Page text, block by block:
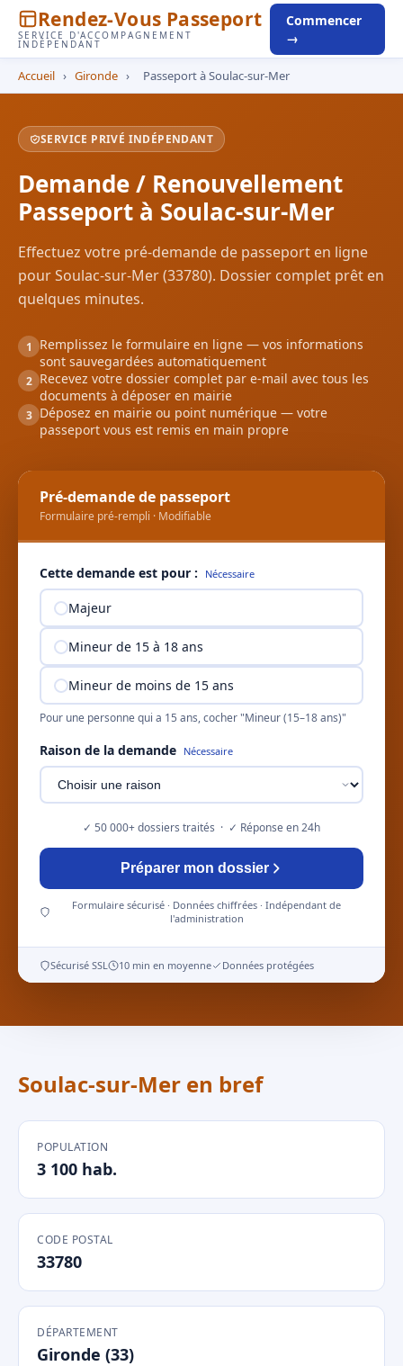
Rendez-Vous Passeport
SERVICE D'ACCOMPAGNEMENT
INDÉPENDANT
Commencer
→
Accueil › Gironde › Passeport à Soulac-sur-Mer
SERVICE PRIVÉ INDÉPENDANT
Demande / Renouvellement
Passeport à Soulac-sur-Mer
Effectuez votre pré-demande de passeport en ligne
pour Soulac-sur-Mer (33780). Dossier complet prêt en
quelques minutes.
1
Remplissez le formulaire en ligne — vos informations
sont sauvegardées automatiquement
2 Recevez votre dossier complet par e-mail avec tous les
documents à déposer en mairie
3 Déposez en mairie ou point numérique — votre
passeport vous est remis en main propre
Pré-demande de passeport
Formulaire pré-rempli · Modifiable
Cette demande est pour : Nécessaire
Majeur
Mineur de 15 à 18 ans
Mineur de moins de 15 ans
Pour une personne qui a 15 ans, cocher "Mineur (15–18 ans)"
Raison de la demande Nécessaire
✓ 50 000+ dossiers traités · ✓ Réponse en 24h
Préparer mon dossier
Formulaire sécurisé · Données chiffrées · Indépendant de
l'administration
Sécurisé SSL 10 min en moyenne Données protégées
Soulac-sur-Mer en bref
POPULATION
3 100 hab.
CODE POSTAL
33780
DÉPARTEMENT
Gironde (33)